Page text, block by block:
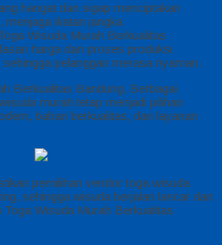
hangat dan sigap menciptakan
ikatan jangka
Wisuda Murah Berkualitas
harga dan proses produksi
pelanggan merasa nyaman.
Berkualitas Bandung, Berbagai
murah tetap menjadi pilihan
bahan berkualitas, dan layanan
pemilihan vendor toga wisuda
sehingga wisuda berjalan lancar dan
Wisuda Murah Berkualitas